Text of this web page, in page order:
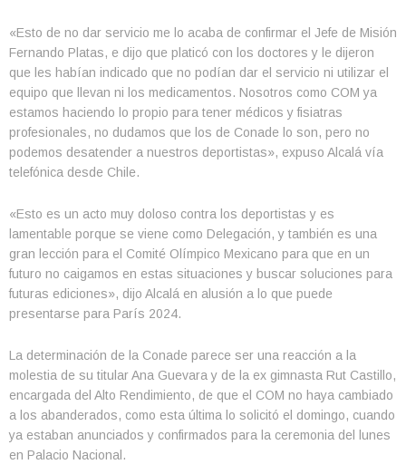
«Esto de no dar servicio me lo acaba de confirmar el Jefe de Misión
Fernando Platas, e dijo que platicó con los doctores y le dijeron
que les habían indicado que no podían dar el servicio ni utilizar el
equipo que llevan ni los medicamentos. Nosotros como COM ya
estamos haciendo lo propio para tener médicos y fisiatras
profesionales, no dudamos que los de Conade lo son, pero no
podemos desatender a nuestros deportistas», expuso Alcalá vía
telefónica desde Chile.
«Esto es un acto muy doloso contra los deportistas y es
lamentable porque se viene como Delegación, y también es una
gran lección para el Comité Olímpico Mexicano para que en un
futuro no caigamos en estas situaciones y buscar soluciones para
futuras ediciones», dijo Alcalá en alusión a lo que puede
presentarse para París 2024.
La determinación de la Conade parece ser una reacción a la
molestia de su titular Ana Guevara y de la ex gimnasta Rut Castillo,
encargada del Alto Rendimiento, de que el COM no haya cambiado
a los abanderados, como esta última lo solicitó el domingo, cuando
ya estaban anunciados y confirmados para la ceremonia del lunes
en Palacio Nacional.